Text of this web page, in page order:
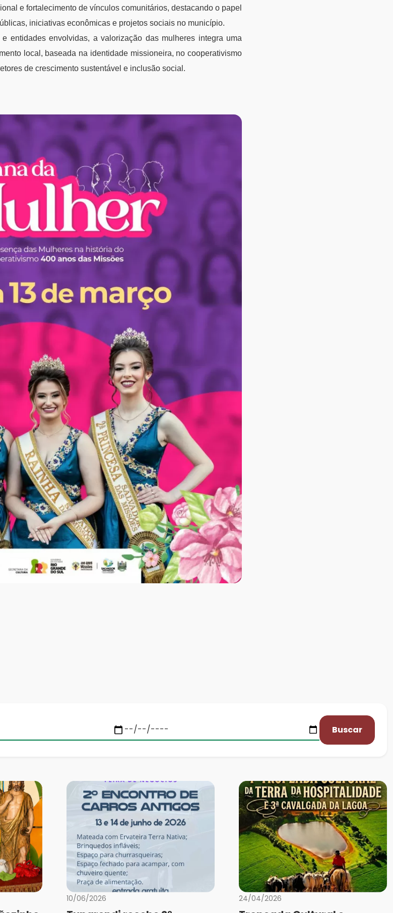
e fortalecimento de vínculos comunitários, destacando o papel
iniciativas econômicas e projetos sociais no município.
entidades envolvidas, a valorização das mulheres integra uma
local, baseada na identidade missioneira, no cooperativismo
de crescimento sustentável e inclusão social.
Buscar
10/06/2026 24/04/2026